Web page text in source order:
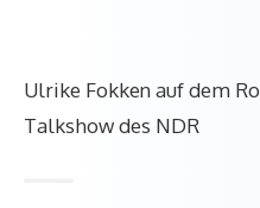
Ulrike Fokken auf dem
Talkshow des NDR